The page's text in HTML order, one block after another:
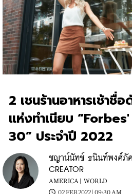
2 เชนร้านอาหารเช้าชื่
แห่งทำเนียบ
30” ประจำปี 2022
ชญาน์นัทช์ ธนินท์พงศ์ภัค
CREATOR
AMERICA | WORLD
02 FEB 2022 | 09:30 AM